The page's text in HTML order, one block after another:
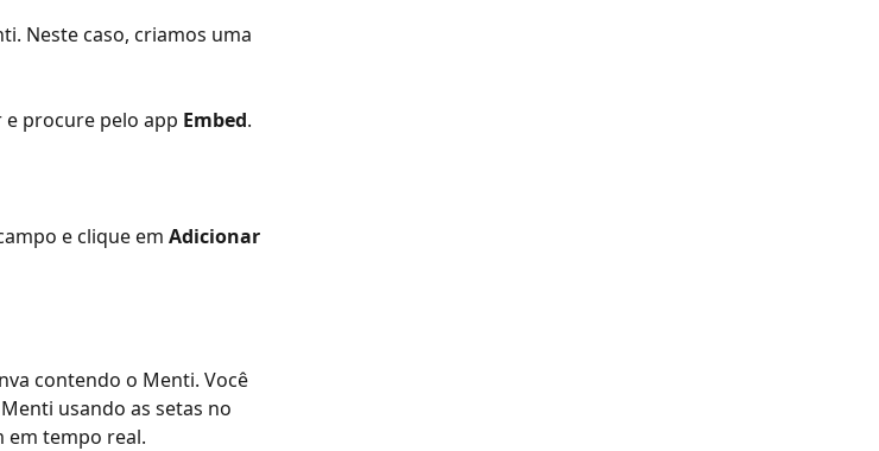
Neste caso, criamos uma
procure pelo app Embed.
e clique em Adicionar
contendo o Menti. Você
usando as setas no
em tempo real.